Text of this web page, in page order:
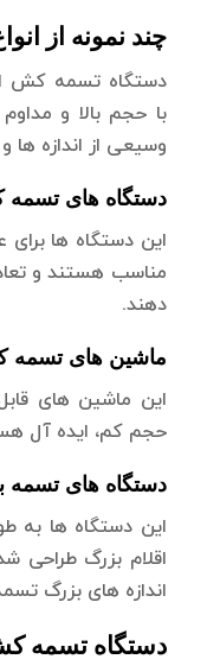
چند نمونه از
دستگاه تسمه کش
با حجم بالا و
وسیعی از اندازه ها
دستگاه های تسمه
این دستگاه ها
مناسب هستند و
دهند.
ماشین های
این ماشین های
حجم کم، ایده آل
دستگاه های تسمه
این دستگاه ها به
اقلام بزرگ طراحی
اندازه های بزرگ
دستگاه تسمه